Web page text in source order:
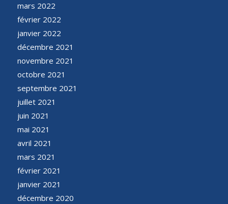
mars 2022
février 2022
janvier 2022
décembre 2021
novembre 2021
octobre 2021
septembre 2021
juillet 2021
juin 2021
mai 2021
avril 2021
mars 2021
février 2021
janvier 2021
décembre 2020